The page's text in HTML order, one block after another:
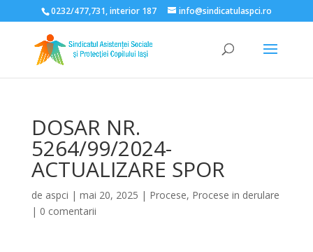
Deschide bara de unelte
0232/477,731, interior 187 info@sindicatulaspci.ro
DOSAR NR.
5264/99/2024-
ACTUALIZARE SPOR
de aspci | mai 20, 2025 | Procese, Procese in derulare
| 0 comentarii